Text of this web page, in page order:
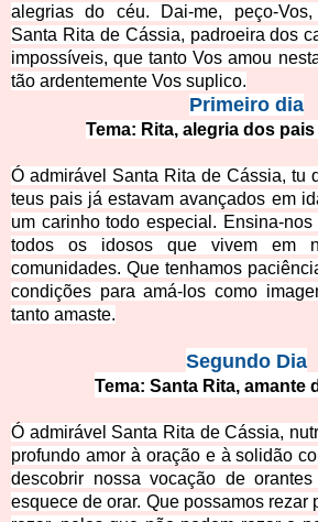
alegrias do céu. Dai-me, peço-
Santa Rita de Cássia, padroeira dos
impossíveis, que tanto Vos amou
tão ardentemente Vos suplico.
Primeiro dia
Tema: Rita, alegria dos
Ó admirável Santa Rita de Cássia, tu
teus pais já estavam avançados em
um carinho todo especial. Ensina-
todos os idosos que vivem em
comunidades. Que tenhamos
condições para amá-los como
tanto amaste.
Segundo Dia
Tema: Santa Rita, amante
Ó admirável Santa Rita de Cássia,
profundo amor à oração e à solidão
descobrir nossa vocação de
esquece de orar. Que possamos rezar